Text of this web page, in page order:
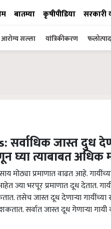
बातम्या कृषीपीडिया सरकारी
आरोग्य सल्ला यांत्रिकीकरण
जास्त दुध
घ्या त्याबाबत अधिक
मोठ्या प्रमाणात वाढत आहे.
ज्या भरपूर प्रमाणात दूध देतात.
तसेच जास्त दूध देणाऱ्या
सर्वात जास्त दूध गेणाऱ्या